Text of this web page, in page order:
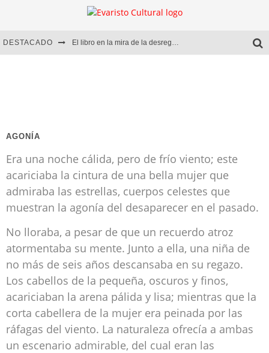
DESTACADO El libro en la mira de la desregulación
AGONÍA
Era una noche cálida, pero de frío viento; este
acariciaba la cintura de una bella mujer que
admiraba las estrellas, cuerpos celestes que
muestran la agonía del desaparecer en el pasado.
No lloraba, a pesar de que un recuerdo atroz
atormentaba su mente. Junto a ella, una niña de
no más de seis años descansaba en su regazo.
Los cabellos de la pequeña, oscuros y finos,
acariciaban la arena pálida y lisa; mientras que la
corta cabellera de la mujer era peinada por las
ráfagas del viento. La naturaleza ofrecía a ambas
un escenario admirable, del cual eran las